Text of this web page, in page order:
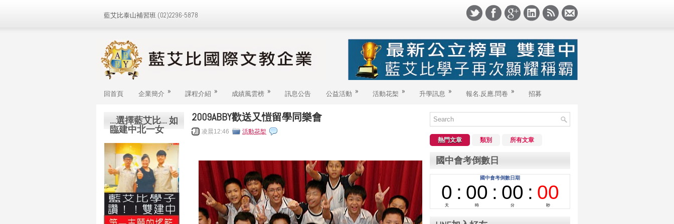
藍艾比泰山補習班 (02)2296-5878
回首頁 企業簡介 » 課程介紹 » 成績風雲榜 » 訊息公告 公益活動 » 活動花桇 » 升學訊息 » 報名.反應.問卷 » 招募
....選擇藍艾比.... 如
臨建中北一女
2009ABBY歡送又愷留學同樂會
凌晨12:46
活動花桇
熱門文章
類別 所有文章
國中會考倒數日